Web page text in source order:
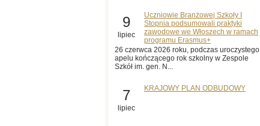
9
lipiec
Uczniowie Branżowej Szkoły I
Stopnia podsumowali praktyki
zawodowe we Włoszech w ramach
programu Erasmus+
26 czerwca 2026 roku, podczas uroczystego
apelu kończącego rok szkolny w Zespole
Szkół im. gen. N...
7
lipiec
KRAJOWY PLAN ODBUDOWY